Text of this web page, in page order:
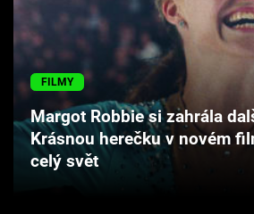
Seriály
Hry
Cool Esport
Pořady
FILMY
Margot Robbie si zahrála
Krásnou herečku v novém
celý svět